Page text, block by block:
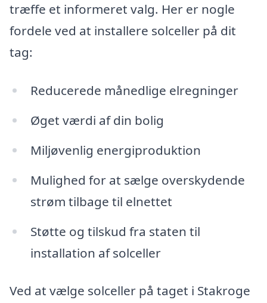
træffe et informeret valg. Her er nogle
fordele ved at installere solceller på dit
tag:
Reducerede månedlige elregninger
Øget værdi af din bolig
Miljøvenlig energiproduktion
Mulighed for at sælge overskydende
strøm tilbage til elnettet
Støtte og tilskud fra staten til
installation af solceller
Ved at vælge solceller på taget i Stakroge